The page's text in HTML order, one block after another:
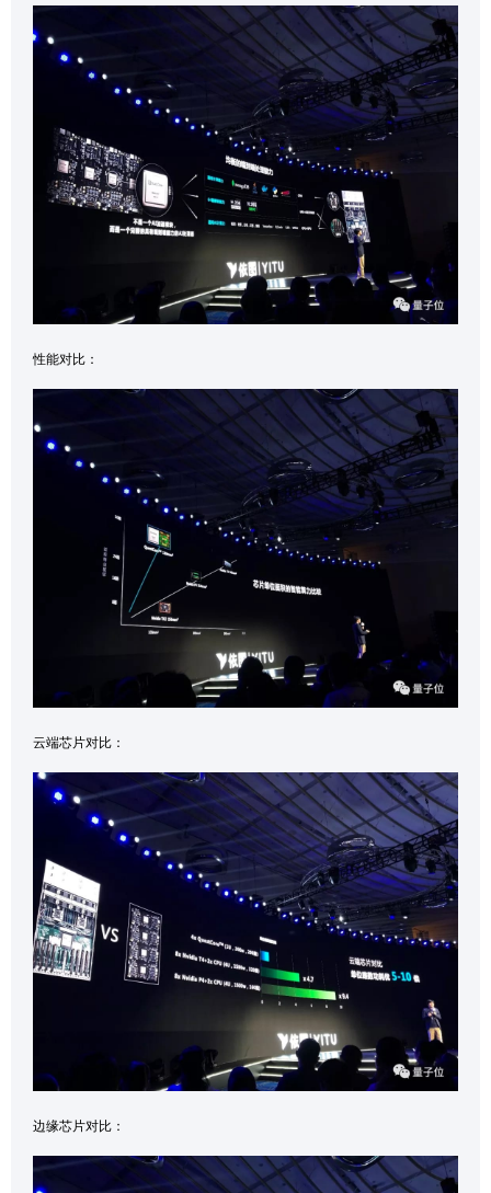
性能对比：
云端芯片对比：
边缘芯片对比：